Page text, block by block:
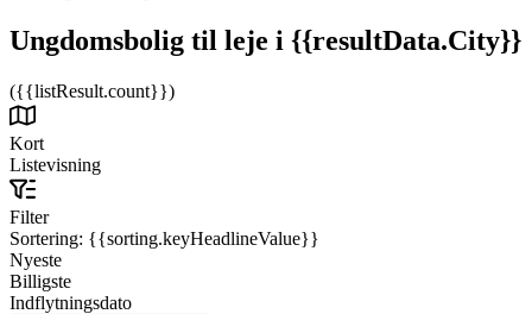
Ungdomsbolig til leje i {{resultData.City}}
({{listResult.count}})
Kort
Listevisning
Filter
Sortering: {{sorting.keyHeadlineValue}}
Nyeste
Billigste
Indflytningsdato